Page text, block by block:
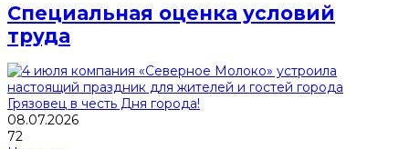
Специальная оценка условий
труда
08.07.2026
72